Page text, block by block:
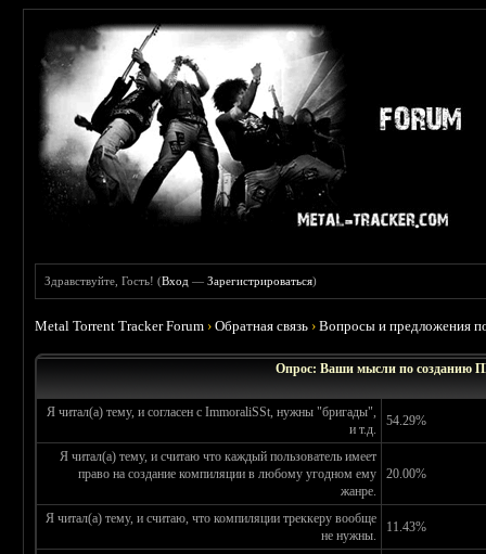
Здравствуйте, Гость! (Вход —Зарегистрироваться)
Metal Torrent Tracker Forum ›Обратная связь ›Вопросы и предложения
Опрос: Ваши мысли по
Я читал(а) тему, и согласен с ImmoraliSSt, нужны "бригады",
и т.д.
54.29%
Я читал(а) тему, и считаю что каждый пользователь имеет
право на создание компиляции в любому угодном ему
жанре.
20.00%
Я читал(а) тему, и считаю, что компиляции треккеру вообще
не нужны.
11.43%